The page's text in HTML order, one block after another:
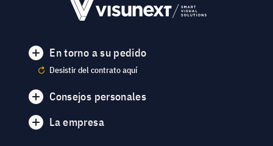
En torno a su pedido
Desistir del contrato aquí
Consejos personales
La empresa